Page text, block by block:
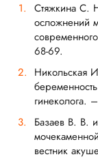
Стяжкина С.
осложнений
68-69.
Никольская
Базаев В. В.
вестник